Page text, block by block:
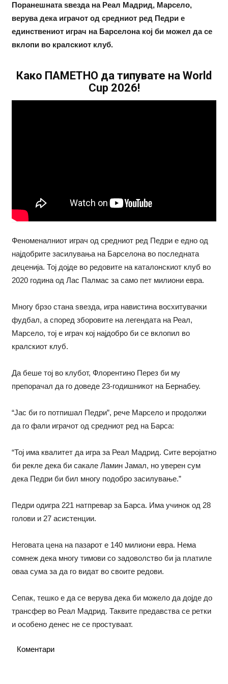
Поранешната ѕвезда на Реал Мадрид, Марсело,
верува дека играчот од средниот ред Педри е
единствениот играч на Барселона кој би можел да се
вклопи во кралскиот клуб.
Како ПАМЕТНО да типувате на World
Cup 2026!
Феноменалниот играч од средниот ред Педри е едно од
најдобрите засилувања на Барселона во последната
деценија. Тој дојде во редовите на каталонскиот клуб во
2020 година од Лас Палмас за само пет милиони евра.
Многу брзо стана ѕвезда, игра навистина восхитувачки
фудбал, а според зборовите на легендата на Реал,
Марсело, тој е играч кој најдобро би се вклопил во
кралскиот клуб.
Да беше тој во клубот, Флорентино Перез би му
препорачал да го доведе 23-годишникот на Бернабеу.
“Јас би го потпишал Педри”, рече Марсело и продолжи
да го фали играчот од средниот ред на Барса:
“Тој има квалитет да игра за Реал Мадрид. Сите веројатно
би рекле дека би сакале Ламин Јамал, но уверен сум
дека Педри би бил многу подобро засилување.”
Педри одигра 221 натпревар за Барса. Има учинок од 28
голови и 27 асистенции.
Неговата цена на пазарот е 140 милиони евра. Нема
сомнеж дека многу тимови со задоволство би ја платиле
оваа сума за да го видат во своите редови.
Сепак, тешко е да се верува дека би можело да дојде до
трансфер во Реал Мадрид. Таквите предавства се ретки
и особено денес не се простуваат.
Коментари